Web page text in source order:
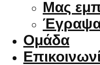
Μας
Ομάδα